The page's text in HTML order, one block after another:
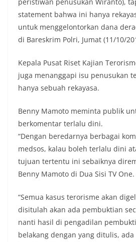
peristiwan penusukan Wiranto),
statement bahwa ini hanya
untuk menggelontorkan dana
di Bareskrim Polri, Jumat (11/10/
Kepala Pusat Riset Kajian
juga menanggapi isu penusukan
hanya sebuah rekayasa.
Benny Mamoto meminta publik
berkomentar terlalu dini.
“Dengan beredarnya berbagai
medsos, kalau boleh terlalu dini
tujuan tertentu ini sebaiknya
Benny Mamoto di Dua Sisi TV One.
“Semua kasus terorisme akan
disitulah akan ada pembuktian
nanti hasil di pengadilan
belakang dengan yang ditulis, ada